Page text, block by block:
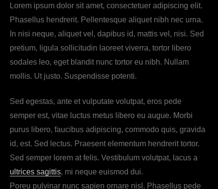
Lorem ipsum dolor sit amet, consectetuer adipiscing elit.
Phasellus hendrerit. Pellentesque aliquet nibh nec urna.
In nisi neque, aliquet vel, dapibus id, mattis vel, nisi. Sed
pretium, ligula sollicitudin laoreet viverra, tortor libero
sodales leo, eget blandit nunc tortor eu nibh. Nullam
mollis. Ut justo. Suspendisse potenti.
Sed egestas, ante et vulputate volutpat, eros pede
semper est, vitae luctus metus libero eu augue. Morbi
purus libero, faucibus adipiscing, commodo quis, gravida
id, est. Sed lectus. Praesent elementum hendrerit tortor.
Sed semper lorem at felis. Vestibulum volutpat, lacus a
ultrices sagittis, mi neque euismod dui.
Poreu pulvinar nunc sapien ornare nisl. Phasellus pede